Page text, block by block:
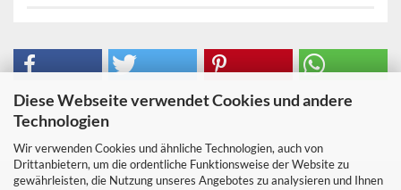
Diese Webseite verwendet Cookies und andere
Technologien
Wir verwenden Cookies und ähnliche Technologien, auch von
Drittanbietern, um die ordentliche Funktionsweise der Website zu
gewährleisten, die Nutzung unseres Angebotes zu analysieren und Ihnen
Impressum Kontakt Versand- & Zahlungsbedingungen